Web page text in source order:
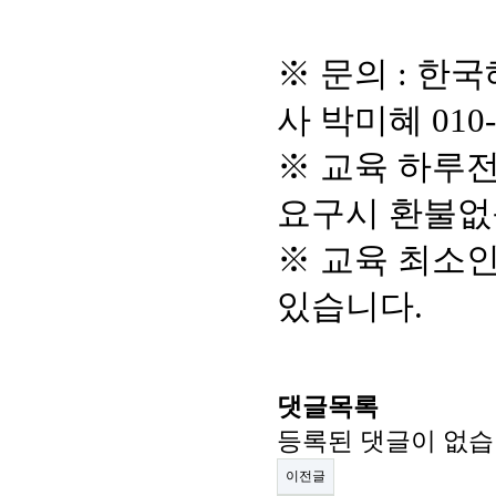
※ 문의 : 한국
사 박미혜
※ 교육 하루
요구시 환불
※ 교육 최소
있습니다.
댓글목록
등록된 댓글이 없
이전글